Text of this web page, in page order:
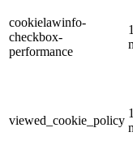
cookielawinfo-
checkbox-
performance
viewed_cookie_policy